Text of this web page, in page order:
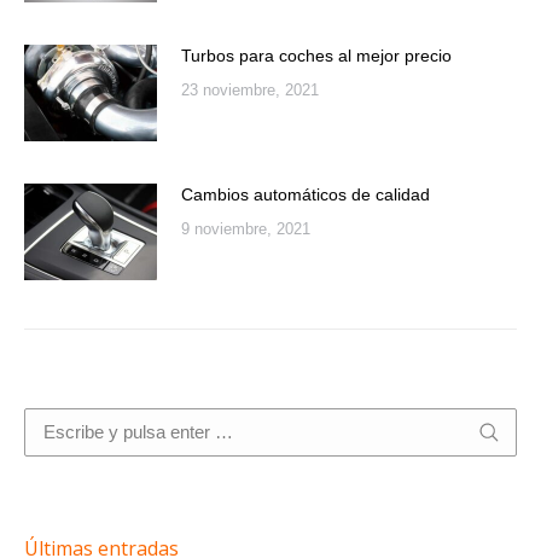
Turbos para coches al mejor precio
23 noviembre, 2021
Cambios automáticos de calidad
9 noviembre, 2021
Buscar:
Últimas entradas